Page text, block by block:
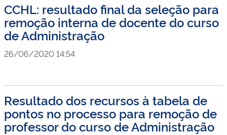
CCHL: resultado final da seleção para
remoção interna de docente do curso
de Administração
26/06/2020 14:54
Resultado dos recursos à tabela de
pontos no processo para remoção de
professor do curso de Administração